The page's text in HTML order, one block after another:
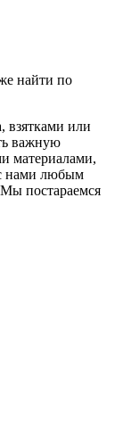
найти по
взятками или
важную
материалами,
нами любым
постараемся